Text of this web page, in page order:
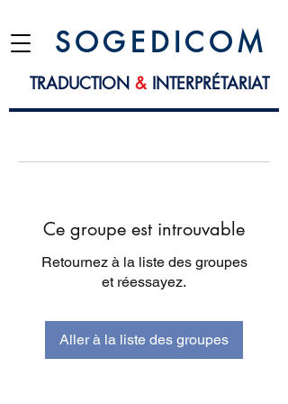
S O G E D I C O M
TRADUCTION &INTERPRÉTARIAT
Ce groupe est introuvable
Retournez à la liste des groupes
et réessayez.
Aller à la liste des groupes